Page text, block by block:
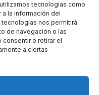
tecnologías como
la información del
nos permitirá
de navegación o las
o retirar el
a ciertas
parcela 3,
para Proyecto de